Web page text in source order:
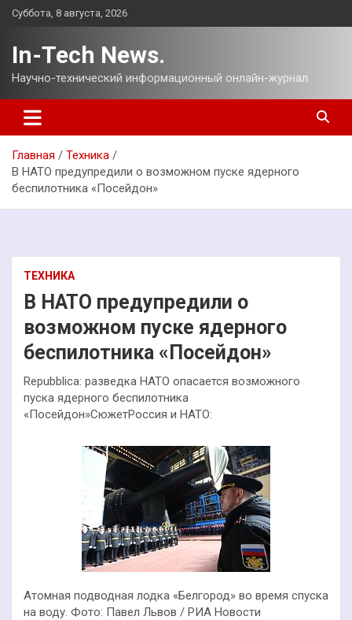
Перейти
Суббота, 8 августа, 2026
In-Tech News.
Научно-технический информационный онлайн-журнал.
Главная
Техника
В НАТО предупредили о возможном пуске ядерного
беспилотника «Посейдон»
ТЕХНИКА
В НАТО предупредили о
возможном пуске ядерного
беспилотника «Посейдон»
Repubblica: разведка НАТО опасается возможного
пуска ядерного беспилотника
«Посейдон»СюжетРоссия и НАТО:
Атомная подводная лодка «Белгород» во время спуска
на воду. Фото: Павел Львов / РИА Новости